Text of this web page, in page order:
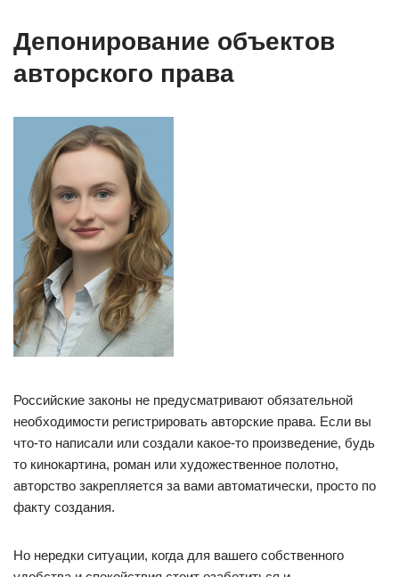
Депонирование объектов
авторского права
Российские законы не предусматривают обязательной
необходимости регистрировать авторские права. Если вы
что-то написали или создали какое-то произведение, будь
то кинокартина, роман или художественное полотно,
авторство закрепляется за вами автоматически, просто по
факту создания.
Но нередки ситуации, когда для вашего собственного